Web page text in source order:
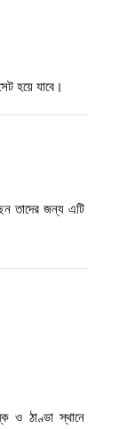
হয়ে যাবে।
তাদের জন্য এটি
ও ঠাণ্ডা স্থানে